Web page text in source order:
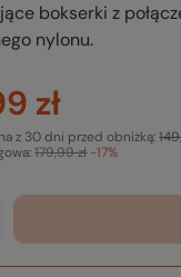
bokserki z
nylonu.
zł
179,99 zł -17%
z 30 dni przed obniżką: